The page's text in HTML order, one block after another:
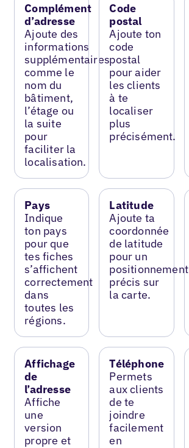
Complément
d’adresse
Ajoute des
informations
supplémentaires
comme le
nom du
bâtiment,
l’étage ou
la suite
pour
faciliter la
localisation.
Code
postal
Ajoute ton
code
postal
pour aider
les clients
à te
localiser
plus
précisément.
Pays
Indique
ton pays
pour que
tes fiches
s’affichent
correctement
dans
toutes les
régions.
Latitude
Ajoute ta
coordonnée
de latitude
pour un
positionnement
précis sur
la carte.
Affichage
de
l’adresse
Affiche
une
version
propre et
Téléphone
Permets
aux clients
de te
joindre
facilement
en